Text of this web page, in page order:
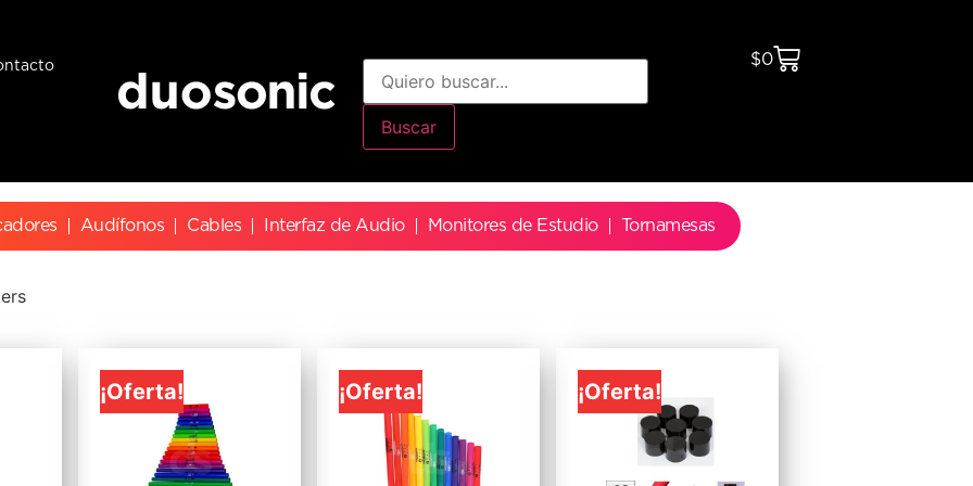
Buscar
$0
Audífonos Cables Interfaz de Audio Monitores de Estudio Tornamesas
¡Oferta! ¡Oferta! ¡Oferta!